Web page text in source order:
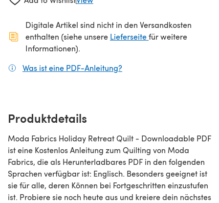
Digitale Artikel sind nicht in den Versandkosten
enthalten (siehe unsere Lieferseite(öffnet sich in
für weitere
Informationen).
Was ist eine PDF-Anleitung?
Produktdetails
Moda Fabrics Holiday Retreat Quilt - Downloadable PDF
ist eine Kostenlos Anleitung zum Quilting von Moda
Fabrics, die als Herunterladbares PDF in den folgenden
Sprachen verfügbar ist: Englisch. Besonders geeignet ist
sie für alle, deren Können bei Fortgeschritten einzustufen
ist. Probiere sie noch heute aus und kreiere dein nächstes